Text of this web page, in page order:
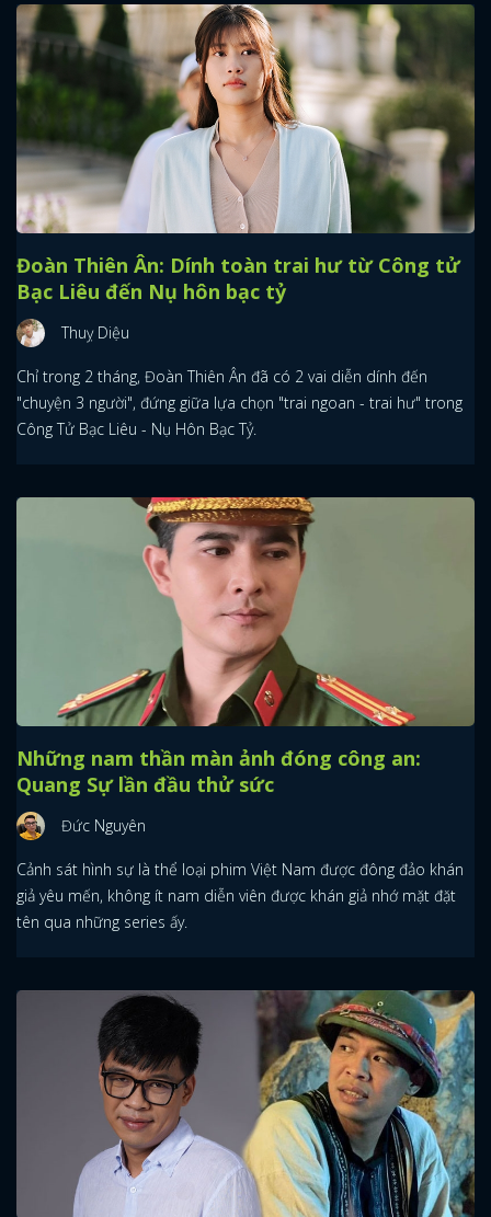
Đoàn Thiên Ân: Dính toàn trai hư từ Công tử
Bạc Liêu đến Nụ hôn bạc tỷ
Thuỵ Diệu
Chỉ trong 2 tháng, Đoàn Thiên Ân đã có 2 vai diễn dính đến
"chuyện 3 người", đứng giữa lựa chọn "trai ngoan - trai hư" trong
Công Tử Bạc Liêu - Nụ Hôn Bạc Tỷ.
Những nam thần màn ảnh đóng công an:
Quang Sự lần đầu thử sức
Đức Nguyên
Cảnh sát hình sự là thể loại phim Việt Nam được đông đảo khán
giả yêu mến, không ít nam diễn viên được khán giả nhớ mặt đặt
tên qua những series ấy.